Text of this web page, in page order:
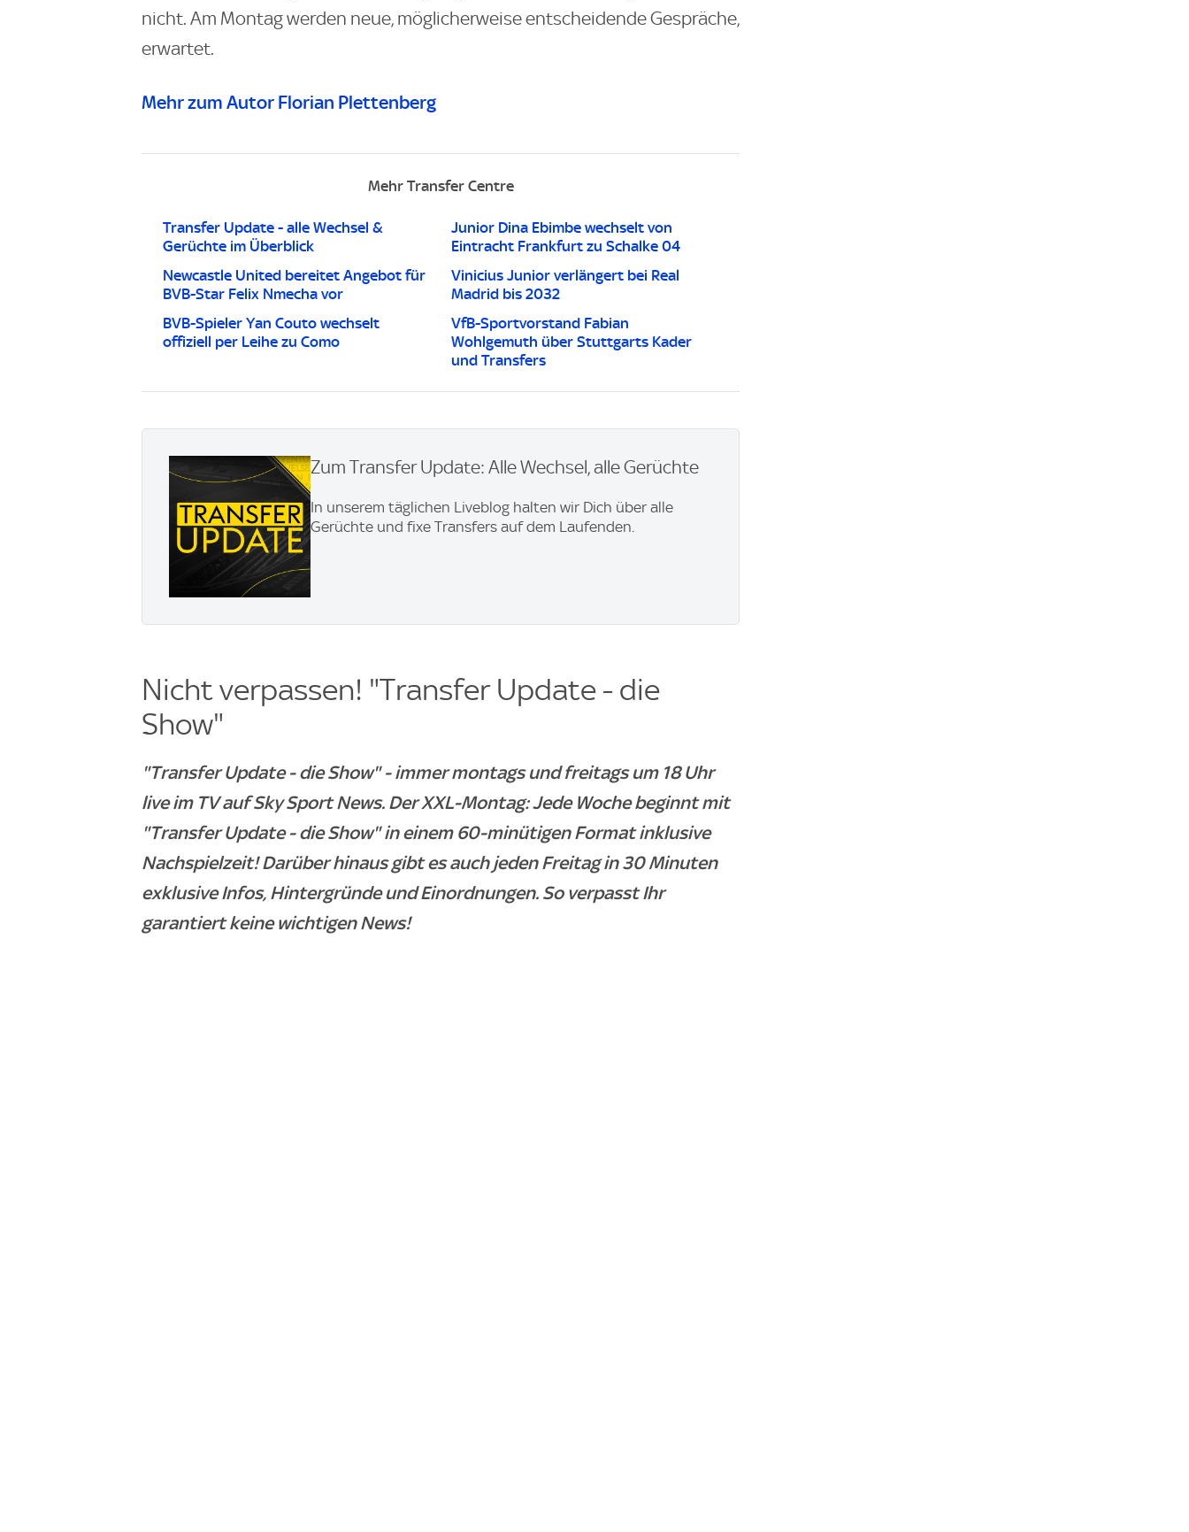
nicht. Am Montag werden neue, möglicherweise entscheidende Gespräche,
erwartet.
Mehr zum Autor Florian Plettenberg
Mehr Transfer Centre
Transfer Update - alle Wechsel &
Gerüchte im Überblick
Junior Dina Ebimbe wechselt von
Eintracht Frankfurt zu Schalke 04
Newcastle United bereitet Angebot für
BVB-Star Felix Nmecha vor
Vinicius Junior verlängert bei Real
Madrid bis 2032
BVB-Spieler Yan Couto wechselt
offiziell per Leihe zu Como
VfB-Sportvorstand Fabian
Wohlgemuth über Stuttgarts Kader
und Transfers
Zum Transfer Update: Alle Wechsel, alle Gerüchte
In unserem täglichen Liveblog halten wir Dich über alle
Gerüchte und fixe Transfers auf dem Laufenden.
Nicht verpassen! "Transfer Update - die
Show"
"Transfer Update - die Show" - immer montags und freitags um 18 Uhr
live im TV auf Sky Sport News. Der XXL-Montag: Jede Woche beginnt mit
"Transfer Update - die Show" in einem 60-minütigen Format inklusive
Nachspielzeit! Darüber hinaus gibt es auch jeden Freitag in 30 Minuten
exklusive Infos, Hintergründe und Einordnungen. So verpasst Ihr
garantiert keine wichtigen News!